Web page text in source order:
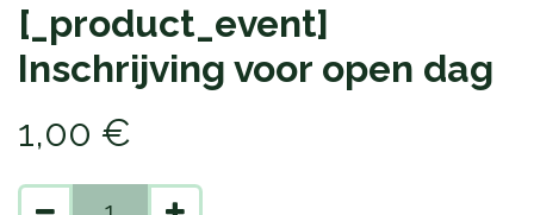
[_product_event]
Inschrijving voor open dag
1,00 €